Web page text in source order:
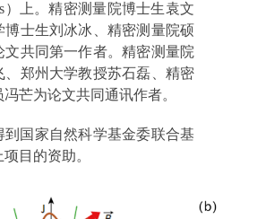
）上。精密测量院博士生袁文
博士生刘冰冰、精密测量院硕
文共同第一作者。精密测量院
、郑州大学教授苏石磊、精密
芒为论文共同通讯作者。
到国家自然科学基金委联合基
目的资助。